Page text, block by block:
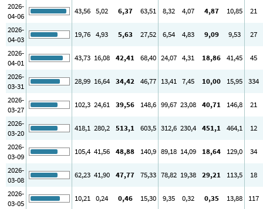
2026-
04-06
43,56 5,02 6,37 63,51 8,32 4,07 4,87 10,85
21
2026-
04-03
19,76 4,93 5,63 27,52 6,54 4,83 9,09 9,53
27
2026-
04-01
43,73 16,08 42,41 68,40 24,07 4,31 18,86 41,45
45
2026-
03-31
28,99 16,64 34,42 46,77 13,41 7,45 10,00 15,95 334
2026-
03-27
102,3 24,61 39,56 148,6 99,67 23,08 40,71 146,8
21
2026-
03-20
418,1 280,2 513,1 603,5 312,6 230,4 451,1 464,1
12
2026-
03-09
105,4 41,56 48,88 140,9 89,18 14,09 18,64 129,0
34
2026-
03-08
62,23 41,90 47,77 75,33 78,82 19,38 29,21 113,5
18
2026-
03-05
10,21 0,24 0,46 15,30 9,35 0,32 0,35 13,88
117